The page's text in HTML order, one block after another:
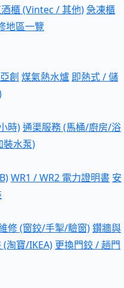
櫃 (Vintec / 其他)急凍櫃
地區一覽
創 煤氣熱水爐 即熱式 / 儲
時)通渠服務 (馬桶/廚房/浴
裝水泵)
WR1 / WR2 電力證明書 安
修 (窗鉸/手掣/驗窗)鑽牆與
淘寶/IKEA) 更換門鉸 / 趟門